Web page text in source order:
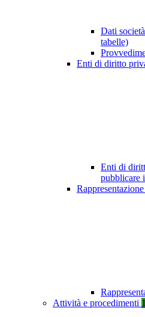
Dati
tabelle)
Enti di diritto
Enti di
pubblicare
Attività e procedimenti 1